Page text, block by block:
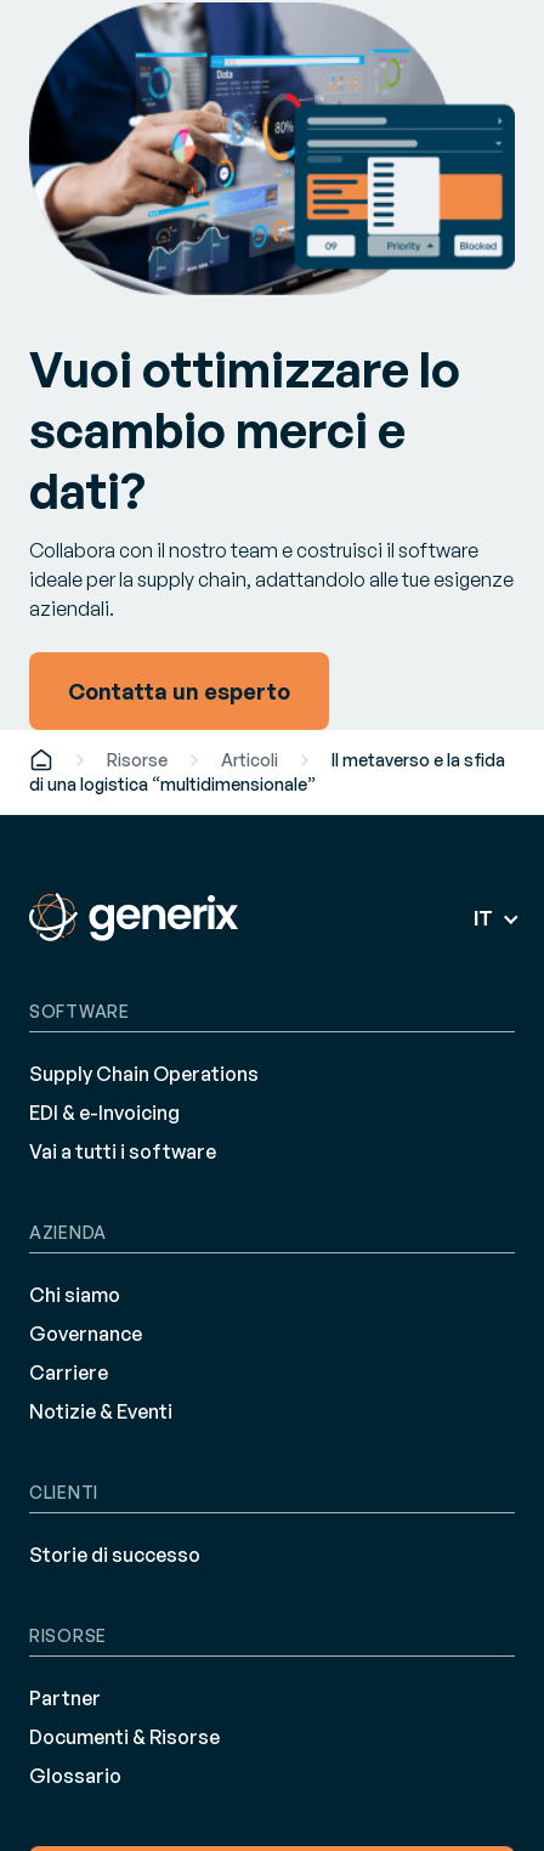
Vuoi ottimizzare lo
scambio merci e
dati?
Collabora con il nostro team e costruisci il software
ideale per la supply chain, adattandolo alle tue esigenze
aziendali.
Contatta un esperto
Risorse Articoli
Il metaverso e la sfida
di una logistica “multidimensionale”
IT
SOFTWARE
Supply Chain Operations
EDI & e-Invoicing
Vai a tutti i software
AZIENDA
Chi siamo
Governance
Carriere
Notizie & Eventi
CLIENTI
Storie di successo
RISORSE
Partner
Documenti & Risorse
Glossario